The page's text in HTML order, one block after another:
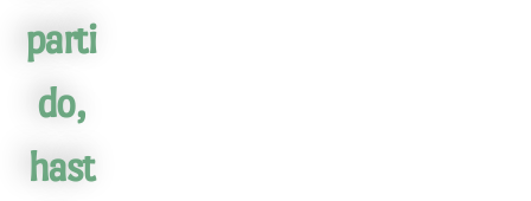
parti
do,
hast